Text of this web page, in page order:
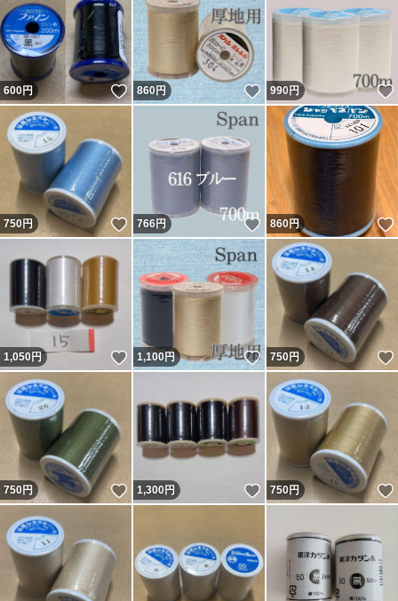
600円 いいね！
860円 いいね！
990円
750円 いいね！
766円 いいね！
860円
1,050円 いいね！
1,100円 いいね！
750円
750円 いいね！
1,300円 いいね！
750円